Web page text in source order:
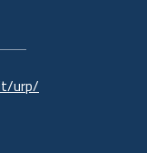
urp/